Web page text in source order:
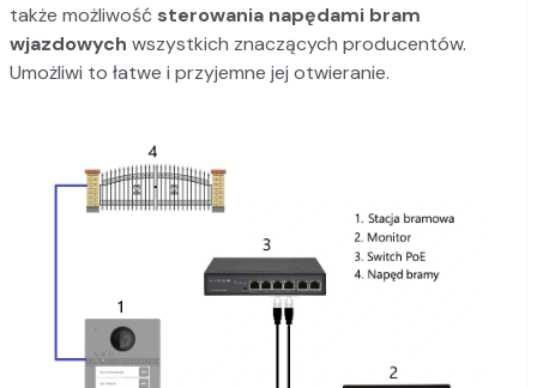
także możliwość sterowania napędami bram
wjazdowych wszystkich znaczących producentów.
Umożliwi to łatwe i przyjemne jej otwieranie.